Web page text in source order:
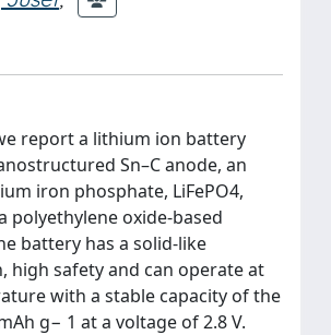
report a lithium ion battery
Sn–C anode, an
iron phosphate, LiFePO4,
polyethylene oxide-based
battery has a solid-like
high safety and can operate at
with a stable capacity of the
g− 1 at a voltage of 2.8 V.